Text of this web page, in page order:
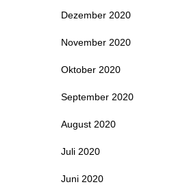
Dezember 2020
November 2020
Oktober 2020
September 2020
August 2020
Juli 2020
Juni 2020